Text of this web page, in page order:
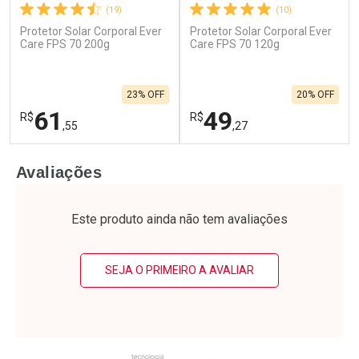
(19)
Protetor Solar Corporal Ever
Care FPS 70 200g
R$61 ,55
23% OFF
Laboratório
Por Menos
(10)
Protetor Solar Corporal Ever
Care FPS 70 120g
R$49,27
20% OFF
Laboratório
Por Menos
Avaliações
Este produto ainda não tem avaliações
SEJA O PRIMEIRO A AVALIAR